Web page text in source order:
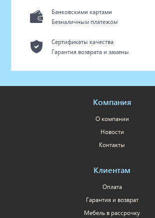
Банковскими картами
Безналичным платежом
Сертификаты качества
Гарантия возврата и замены
Компания
О компании
Новости
Контакты
Клиентам
Оплата
Гарантия и возврат
Мебель в рассрочку